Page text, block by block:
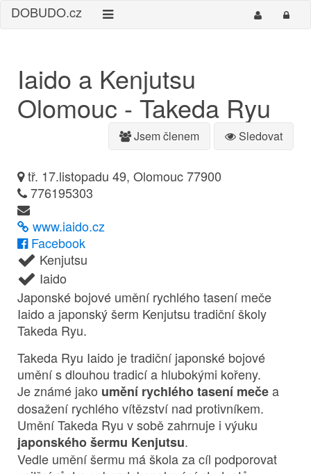
DOBUDO.cz
Iaido a Kenjutsu
Olomouc - Takeda Ryu
Jsem členem Sledovat
tř. 17.listopadu 49, Olomouc 77900
776195303
www.iaido.cz
Facebook
Kenjutsu
Iaido
Japonské bojové umění rychlého tasení meče
Iaido a japonský šerm Kenjutsu tradiční školy
Takeda Ryu.
Takeda Ryu Iaido je tradiční japonské bojové
umění s dlouhou tradicí a hlubokými kořeny.
Je známé jako umění rychlého tasení mečea
dosažení rychlého vítězství nad protivníkem.
Umění Takeda Ryu v sobě zahrnuje i výuku
japonského šermu Kenjutsu.
Vedle umění šermu má škola za cíl podporovat